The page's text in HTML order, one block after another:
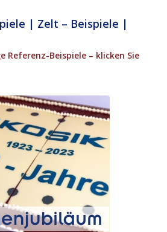
| Zelt – Beispiele |
Referenz-Beispiele – klicken Sie